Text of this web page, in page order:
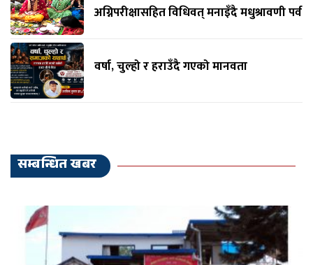
अग्निपरीक्षासहित विधिवत् मनाइँदै मधुश्रावणी पर्व
वर्षा, चुल्हो र हराउँदै गएको मानवता
सम्बन्धित खबर